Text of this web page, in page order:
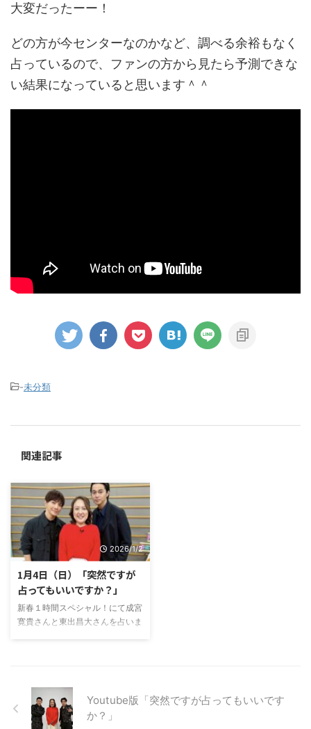
大変だったーー！
どの方が今センターなのかなど、調べる余裕もなく
占っているので、ファンの方から見たら予測できな
い結果になっていると思います＾＾
-未分類
関連記事
2026/1/2
1月4日（日）「突然ですが
占ってもいいですか？」
新春１時間スペシャル！にて成宮
寛貴さんと東出昌大さんを占いま
分から。ぜひ見てくださいね。
Youtube版「突然ですが占ってもいいです
か？」